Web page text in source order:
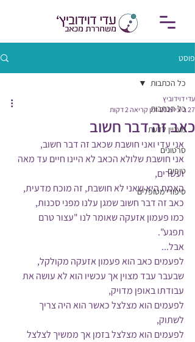
פוסט
כל הכתבות
מעניין לדעת
סרטונים
טיפים
סיפורי מטופלים
כל הכתבות
כאב זה דבר חשוב
עדי דוידוביץ
27 ביוני 2019
זמן קריאה 2 דקות
אני עדי ואני חושבת שכאב זה דבר חשוב,
אני חושבת שלולא הכאב לא היינו חיים עד מאה
ועשרים,
האמת היא שאני לא חושבת, זה מוכח מדעית,
כאב זה דבר חשוב שמגן עלנו מפני סכנות,
כמו פעמון אזעקה שאומר לנו "עצור טרם
תפגע".
אבל...
לפעמים כאב הוא פעמון אזעקה מקולקל,
שבעבר עבד מצוין אך עכשיו הוא לא עושה את
עבודתו באופן מדויק,
לפעמים הוא מצלצל כאשר הוא היה צריך
לשתוק,
לפעמים הוא מצלצל בזמן אך ממשיך לצלצל